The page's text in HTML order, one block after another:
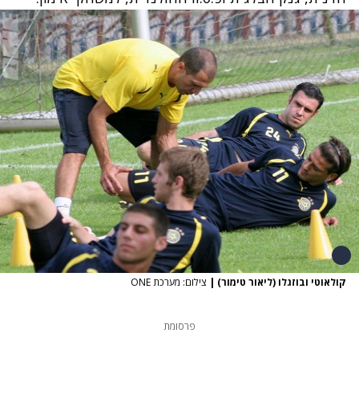
קולאוטי ובוזגלו (ליאור טימור) | צילום: מערכת ONE
פרסומת